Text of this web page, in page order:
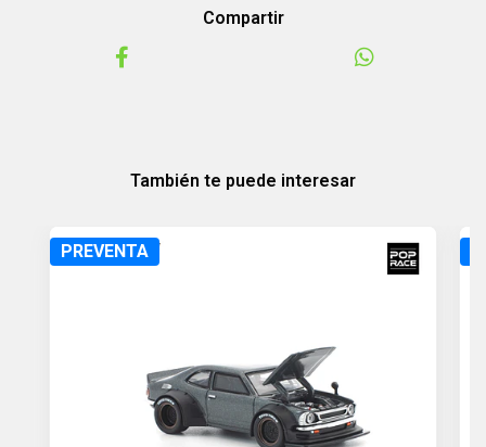
Compartir
También te puede interesar
PREVENTA